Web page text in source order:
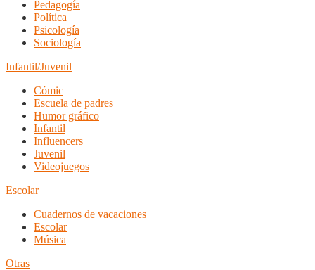
Pedagogía
Política
Psicología
Sociología
Infantil/Juvenil
Cómic
Escuela de padres
Humor gráfico
Infantil
Influencers
Juvenil
Videojuegos
Escolar
Cuadernos de vacaciones
Escolar
Música
Otras